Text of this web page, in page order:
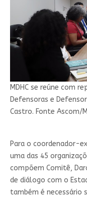
MDHC se reúne com
Defensoras e
Castro. Fonte Ascom/
Para o coordenador-
uma das 45
compõem Comitê,
de diálogo com o
também é necessário